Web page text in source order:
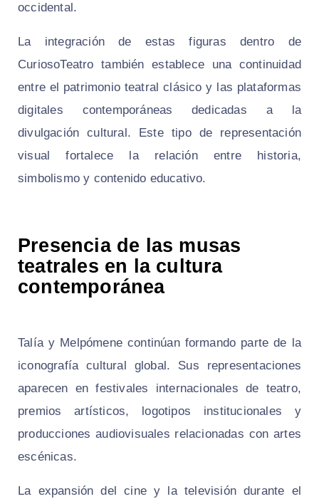
occidental.
La integración de estas figuras dentro de
CuriosoTeatro también establece una continuidad
entre el patrimonio teatral clásico y las plataformas
digitales contemporáneas dedicadas a la
divulgación cultural. Este tipo de representación
visual fortalece la relación entre historia,
simbolismo y contenido educativo.
Presencia de las musas
teatrales en la cultura
contemporánea
Talía y Melpómene continúan formando parte de la
iconografía cultural global. Sus representaciones
aparecen en festivales internacionales de teatro,
premios artísticos, logotipos institucionales y
producciones audiovisuales relacionadas con artes
escénicas.
La expansión del cine y la televisión durante el